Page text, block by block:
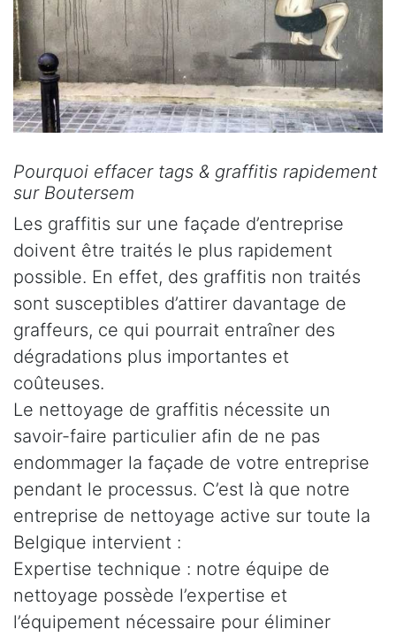
Pourquoi effacer tags & graffitis rapidement
sur Boutersem
Les graffitis sur une façade d’entreprise
doivent être traités le plus rapidement
possible. En effet, des graffitis non traités
sont susceptibles d’attirer davantage de
graffeurs, ce qui pourrait entraîner des
dégradations plus importantes et
coûteuses.
Le nettoyage de graffitis nécessite un
savoir-faire particulier afin de ne pas
endommager la façade de votre entreprise
pendant le processus. C’est là que notre
entreprise de nettoyage active sur toute la
Belgique intervient :
Expertise technique : notre équipe de
nettoyage possède l’expertise et
l’équipement nécessaire pour éliminer